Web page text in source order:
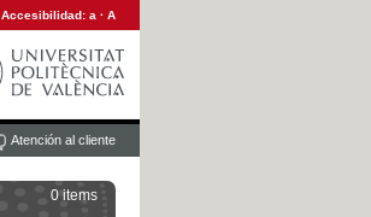
Accesibilidad: a · A
Atención al cliente
0 items